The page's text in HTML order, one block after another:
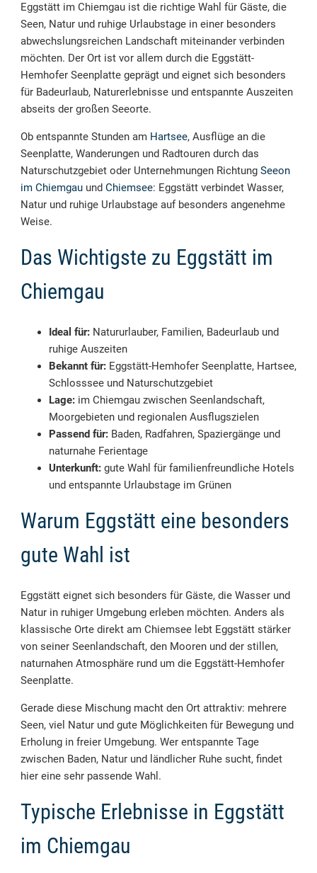
Eggstätt im Chiemgau ist die richtige Wahl für Gäste, die
Seen, Natur und ruhige Urlaubstage in einer besonders
abwechslungsreichen Landschaft miteinander verbinden
möchten. Der Ort ist vor allem durch die Eggstätt-
Hemhofer Seenplatte geprägt und eignet sich besonders
für Badeurlaub, Naturerlebnisse und entspannte Auszeiten
abseits der großen Seeorte.
Ob entspannte Stunden am Hartsee, Ausflüge an die
Seenplatte, Wanderungen und Radtouren durch das
Naturschutzgebiet oder Unternehmungen Richtung Seeon
im Chiemgau und Chiemsee: Eggstätt verbindet Wasser,
Natur und ruhige Urlaubstage auf besonders angenehme
Weise.
Das Wichtigste zu Eggstätt im
Chiemgau
Ideal für: Natururlauber, Familien, Badeurlaub und
ruhige Auszeiten
Bekannt für: Eggstätt-Hemhofer Seenplatte, Hartsee,
Schlosssee und Naturschutzgebiet
Lage: im Chiemgau zwischen Seenlandschaft,
Moorgebieten und regionalen Ausflugszielen
Passend für: Baden, Radfahren, Spaziergänge und
naturnahe Ferientage
Unterkunft: gute Wahl für familienfreundliche Hotels
und entspannte Urlaubstage im Grünen
Warum Eggstätt eine besonders
gute Wahl ist
Eggstätt eignet sich besonders für Gäste, die Wasser und
Natur in ruhiger Umgebung erleben möchten. Anders als
klassische Orte direkt am Chiemsee lebt Eggstätt stärker
von seiner Seenlandschaft, den Mooren und der stillen,
naturnahen Atmosphäre rund um die Eggstätt-Hemhofer
Seenplatte.
Gerade diese Mischung macht den Ort attraktiv: mehrere
Seen, viel Natur und gute Möglichkeiten für Bewegung und
Erholung in freier Umgebung. Wer entspannte Tage
zwischen Baden, Natur und ländlicher Ruhe sucht, findet
hier eine sehr passende Wahl.
Typische Erlebnisse in Eggstätt
im Chiemgau